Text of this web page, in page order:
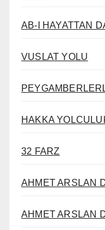
AB-I HAYATTAN
VUSLAT YOLU
HAKKA
32 FARZ
AHMET ARSLAN
AHMET ARSLAN